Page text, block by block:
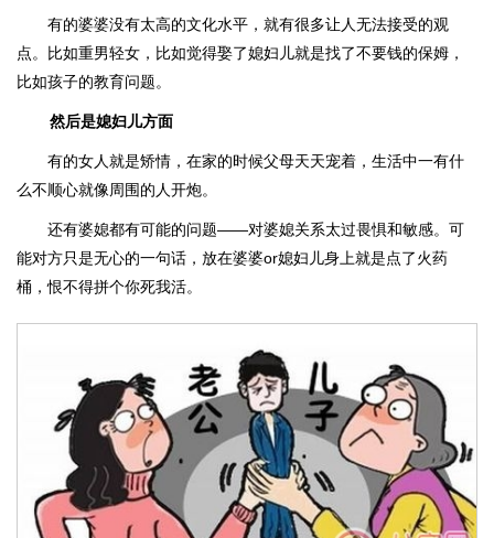
有的婆婆没有太高的文化水平，就有很多让人无法接受的观
点。比如重男轻女，比如觉得娶了媳妇儿就是找了不要钱的保姆，
比如孩子的教育问题。
然后是媳妇儿方面
有的女人就是矫情，在家的时候父母天天宠着，生活中一有什
么不顺心就像周围的人开炮。
还有婆媳都有可能的问题——对婆媳关系太过畏惧和敏感。可
能对方只是无心的一句话，放在婆婆or媳妇儿身上就是点了火药
桶，恨不得拼个你死我活。